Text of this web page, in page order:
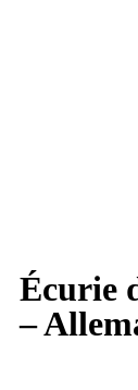
Écurie
–